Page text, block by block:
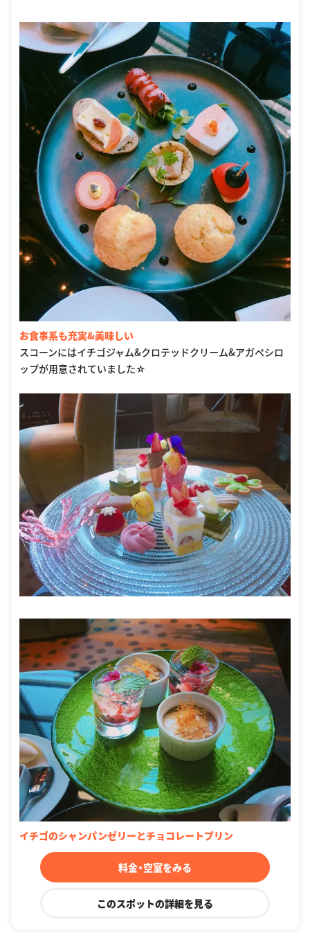
お食事系も充実&美味しい
スコーンにはイチゴジャム&クロテッドクリーム&アガペシロ
ップが用意されていました☆
イチゴのシャンパンゼリーとチョコレートプリン
料金・空室をみる
このスポットの詳細を見る